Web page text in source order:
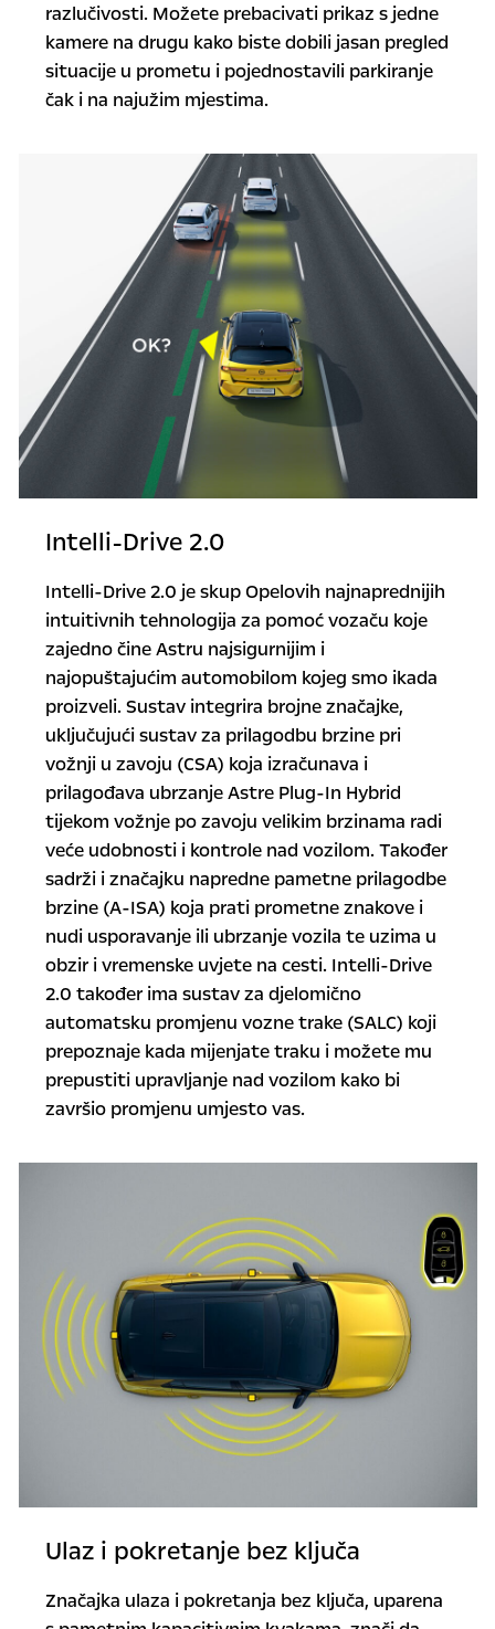
razlučivosti. Možete prebacivati prikaz s jedne
kamere na drugu kako biste dobili jasan pregled
situacije u prometu i pojednostavili parkiranje
čak i na najužim mjestima.
Intelli-Drive 2.0
Intelli-Drive 2.0 je skup Opelovih najnaprednijih
intuitivnih tehnologija za pomoć vozaču koje
zajedno čine Astru najsigurnijim i
najopuštajućim automobilom kojeg smo ikada
proizveli. Sustav integrira brojne značajke,
uključujući sustav za prilagodbu brzine pri
vožnji u zavoju (CSA) koja izračunava i
prilagođava ubrzanje Astre Plug-In Hybrid
tijekom vožnje po zavoju velikim brzinama radi
veće udobnosti i kontrole nad vozilom. Također
sadrži i značajku napredne pametne prilagodbe
brzine (A-ISA) koja prati prometne znakove i
nudi usporavanje ili ubrzanje vozila te uzima u
obzir i vremenske uvjete na cesti. Intelli-Drive
2.0 također ima sustav za djelomično
automatsku promjenu vozne trake (SALC) koji
prepoznaje kada mijenjate traku i možete mu
prepustiti upravljanje nad vozilom kako bi
završio promjenu umjesto vas.
Ulaz i pokretanje bez ključa
Značajka ulaza i pokretanja bez ključa, uparena